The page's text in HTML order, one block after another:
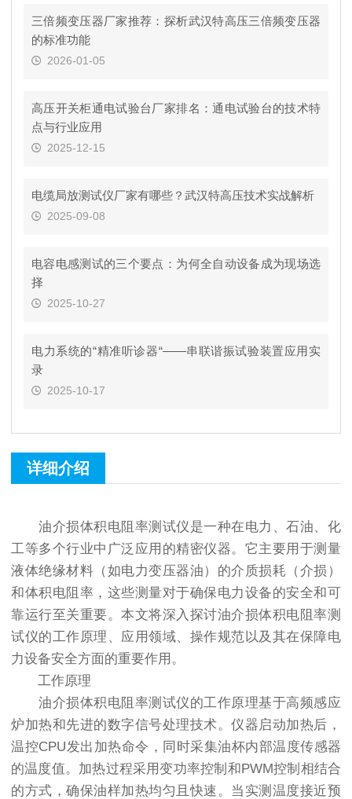
三倍频变压器厂家推荐：探析武汉特高压三倍频变压器
的标准功能
2026-01-05
高压开关柜通电试验台厂家排名：通电试验台的技术特
点与行业应用
2025-12-15
电缆局放测试仪厂家有哪些？武汉特高压技术实战解析
2025-09-08
电容电感测试的三个要点：为何全自动设备成为现场选
择
2025-10-27
电力系统的“精准听诊器“——串联谐振试验装置应用实
录
2025-10-17
详细介绍
油介损体积电阻率测试仪是一种在电力、石油、化
工等多个行业中广泛应用的精密仪器。它主要用于测量
液体绝缘材料（如电力变压器油）的介质损耗（介损）
和体积电阻率，这些测量对于确保电力设备的安全和可
靠运行至关重要。本文将深入探讨油介损体积电阻率测
试仪的工作原理、应用领域、操作规范以及其在保障电
力设备安全方面的重要作用。
工作原理
油介损体积电阻率测试仪的工作原理基于高频感应
炉加热和先进的数字信号处理技术。仪器启动加热后，
温控CPU发出加热命令，同时采集油杯内部温度传感器
的温度值。加热过程采用变功率控制和PWM控制相结合
的方式，确保油样加热均匀且快速。当实测温度接近预